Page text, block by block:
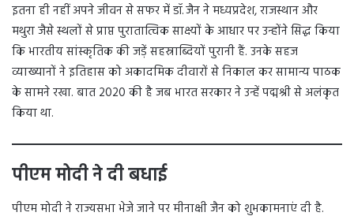
इतना ही नहीं अपने जीवन से सफर में डॉ. जैन ने मध्यप्रदेश, राजस्थान और
मथुरा जैसे स्थलों से प्राप्त पुरातात्विक साक्ष्यों के आधार पर उन्होंने सिद्ध किया
कि भारतीय सांस्कृतिक की जड़ें सहस्राब्दियों पुरानी हैं. उनके सहज
व्याख्यानों ने इतिहास को अकादमिक दीवारों से निकाल कर सामान्य पाठक
के सामने रखा. बात 2020 की है जब भारत सरकार ने उन्हें पद्मश्री से अलंकृत
किया था.
पीएम मोदी ने दी बधाई
पीएम मोदी ने राज्यसभा भेजे जाने पर मीनाक्षी जैन को शुभकामनाएं दी है.